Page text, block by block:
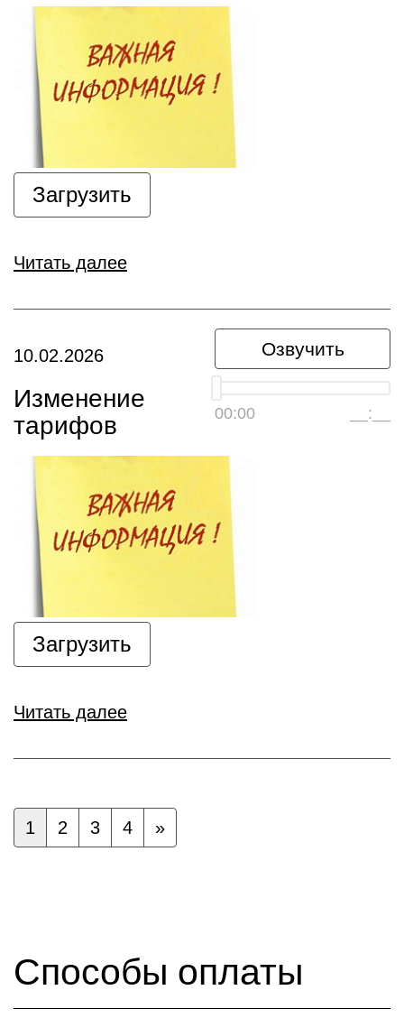
Загрузить
Читать далее
Озвучить
00:00 __:__
10.02.2026
Изменение
тарифов
Загрузить
Читать далее
1 2 3 4 »
Способы оплаты